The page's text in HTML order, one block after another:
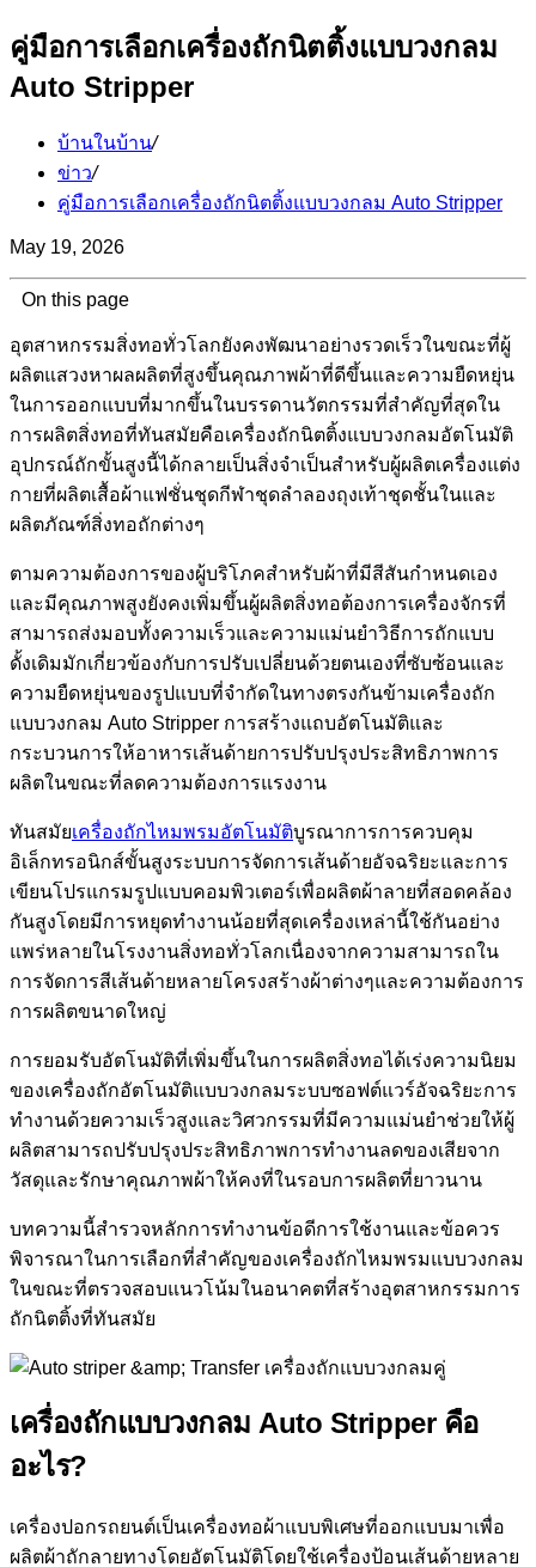
คู่มือการเลือกเครื่องถักนิตติ้งแบบวงกลม
Auto Stripper
บ้านในบ้าน/
ข่าว/
คู่มือการเลือกเครื่องถักนิตติ้งแบบวงกลม Auto Stripper
May 19, 2026
On this page
อุตสาหกรรมสิ่งทอทั่วโลกยังคงพัฒนาอย่างรวดเร็วในขณะที่ผู้
ผลิตแสวงหาผลผลิตที่สูงขึ้นคุณภาพผ้าที่ดีขึ้นและความยืดหยุ่น
ในการออกแบบที่มากขึ้นในบรรดานวัตกรรมที่สำคัญที่สุดใน
การผลิตสิ่งทอที่ทันสมัยคือเครื่องถักนิตติ้งแบบวงกลมอัตโนมัติ
อุปกรณ์ถักขั้นสูงนี้ได้กลายเป็นสิ่งจำเป็นสำหรับผู้ผลิตเครื่องแต่ง
กายที่ผลิตเสื้อผ้าแฟชั่นชุดกีฬาชุดลำลองถุงเท้าชุดชั้นในและ
ผลิตภัณฑ์สิ่งทอถักต่างๆ
ตามความต้องการของผู้บริโภคสำหรับผ้าที่มีสีสันกำหนดเอง
และมีคุณภาพสูงยังคงเพิ่มขึ้นผู้ผลิตสิ่งทอต้องการเครื่องจักรที่
สามารถส่งมอบทั้งความเร็วและความแม่นยำวิธีการถักแบบ
ดั้งเดิมมักเกี่ยวข้องกับการปรับเปลี่ยนด้วยตนเองที่ซับซ้อนและ
ความยืดหยุ่นของรูปแบบที่จำกัดในทางตรงกันข้ามเครื่องถัก
แบบวงกลม Auto Stripper การสร้างแถบอัตโนมัติและ
กระบวนการให้อาหารเส้นด้ายการปรับปรุงประสิทธิภาพการ
ผลิตในขณะที่ลดความต้องการแรงงาน
ทันสมัยเครื่องถักไหมพรมอัตโนมัติบูรณาการการควบคุม
อิเล็กทรอนิกส์ขั้นสูงระบบการจัดการเส้นด้ายอัจฉริยะและการ
เขียนโปรแกรมรูปแบบคอมพิวเตอร์เพื่อผลิตผ้าลายที่สอดคล้อง
กันสูงโดยมีการหยุดทำงานน้อยที่สุดเครื่องเหล่านี้ใช้กันอย่าง
แพร่หลายในโรงงานสิ่งทอทั่วโลกเนื่องจากความสามารถใน
การจัดการสีเส้นด้ายหลายโครงสร้างผ้าต่างๆและความต้องการ
การผลิตขนาดใหญ่
การยอมรับอัตโนมัติที่เพิ่มขึ้นในการผลิตสิ่งทอได้เร่งความนิยม
ของเครื่องถักอัตโนมัติแบบวงกลมระบบซอฟต์แวร์อัจฉริยะการ
ทำงานด้วยความเร็วสูงและวิศวกรรมที่มีความแม่นยำช่วยให้ผู้
ผลิตสามารถปรับปรุงประสิทธิภาพการทำงานลดของเสียจาก
วัสดุและรักษาคุณภาพผ้าให้คงที่ในรอบการผลิตที่ยาวนาน
บทความนี้สำรวจหลักการทำงานข้อดีการใช้งานและข้อควร
พิจารณาในการเลือกที่สำคัญของเครื่องถักไหมพรมแบบวงกลม
ในขณะที่ตรวจสอบแนวโน้มในอนาคตที่สร้างอุตสาหกรรมการ
ถักนิตติ้งที่ทันสมัย
เครื่องถักแบบวงกลม Auto Stripper คือ
อะไร?
เครื่องปอกรถยนต์เป็นเครื่องทอผ้าแบบพิเศษที่ออกแบบมาเพื่อ
ผลิตผ้าถักลายทางโดยอัตโนมัติโดยใช้เครื่องป้อนเส้นด้ายหลาย